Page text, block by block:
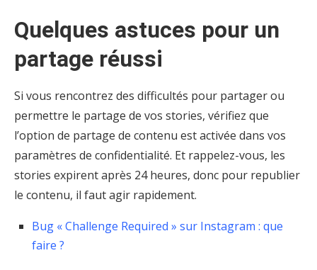
Quelques astuces pour un
partage réussi
Si vous rencontrez des difficultés pour partager ou
permettre le partage de vos stories, vérifiez que
l’option de partage de contenu est activée dans vos
paramètres de confidentialité. Et rappelez-vous, les
stories expirent après 24 heures, donc pour republier
le contenu, il faut agir rapidement.
Bug « Challenge Required » sur Instagram : que
faire ?